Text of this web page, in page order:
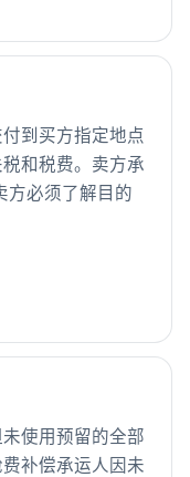
到买方指定地点
和税费。卖方承
方必须了解目的
使用预留的全部
补偿承运人因未